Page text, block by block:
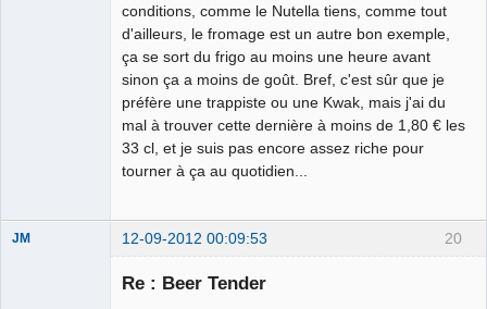
conditions, comme le Nutella tiens, comme tout
d'ailleurs, le fromage est un autre bon exemple,
ça se sort du frigo au moins une heure avant
sinon ça a moins de goût. Bref, c'est sûr que je
préfère une trappiste ou une Kwak, mais j'ai du
mal à trouver cette dernière à moins de 1,80 € les
33 cl, et je suis pas encore assez riche pour
tourner à ça au quotidien...
20
JM 12-09-2012 00:09:53
Re : Beer Tender